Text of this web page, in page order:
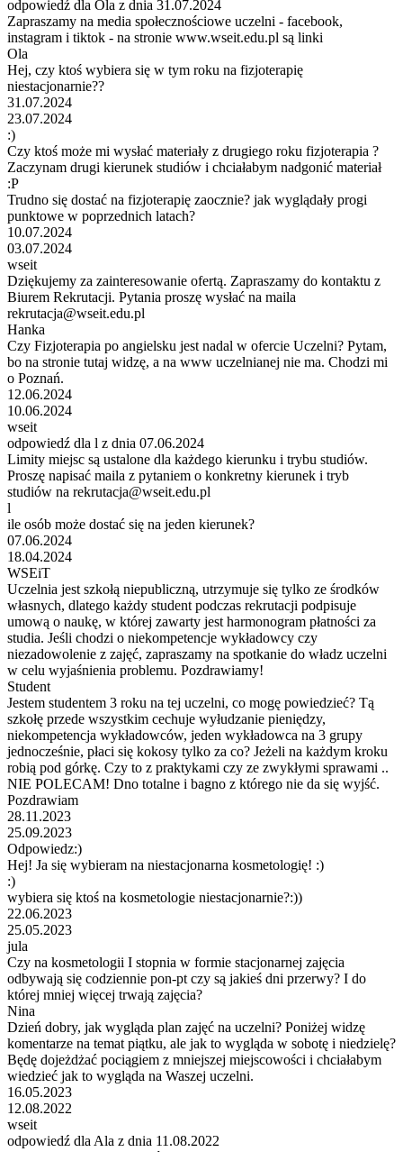
odpowiedź dla Ola z dnia 31.07.2024
Zapraszamy na media społecznościowe uczelni - facebook,
instagram i tiktok - na stronie www.wseit.edu.pl są linki
Ola
Hej, czy ktoś wybiera się w tym roku na fizjoterapię
niestacjonarnie??
31.07.2024
23.07.2024
:)
Czy ktoś może mi wysłać materiały z drugiego roku fizjoterapia ?
Zaczynam drugi kierunek studiów i chciałabym nadgonić materiał
:P
Trudno się dostać na fizjoterapię zaocznie? jak wyglądały progi
punktowe w poprzednich latach?
10.07.2024
03.07.2024
wseit
Dziękujemy za zainteresowanie ofertą. Zapraszamy do kontaktu z
Biurem Rekrutacji. Pytania proszę wysłać na maila
rekrutacja@wseit.edu.pl
Hanka
Czy Fizjoterapia po angielsku jest nadal w ofercie Uczelni? Pytam,
bo na stronie tutaj widzę, a na www uczelnianej nie ma. Chodzi mi
o Poznań.
12.06.2024
10.06.2024
wseit
odpowiedź dla l z dnia 07.06.2024
Limity miejsc są ustalone dla każdego kierunku i trybu studiów.
Proszę napisać maila z pytaniem o konkretny kierunek i tryb
studiów na rekrutacja@wseit.edu.pl
l
ile osób może dostać się na jeden kierunek?
07.06.2024
18.04.2024
WSEiT
Uczelnia jest szkołą niepubliczną, utrzymuje się tylko ze środków
własnych, dlatego każdy student podczas rekrutacji podpisuje
umową o naukę, w której zawarty jest harmonogram płatności za
studia. Jeśli chodzi o niekompetencje wykładowcy czy
niezadowolenie z zajęć, zapraszamy na spotkanie do władz uczelni
w celu wyjaśnienia problemu. Pozdrawiamy!
Student
Jestem studentem 3 roku na tej uczelni, co mogę powiedzieć? Tą
szkołę przede wszystkim cechuje wyłudzanie pieniędzy,
niekompetencja wykładowców, jeden wykładowca na 3 grupy
jednocześnie, płaci się kokosy tylko za co? Jeżeli na każdym kroku
robią pod górkę. Czy to z praktykami czy ze zwykłymi sprawami ..
NIE POLECAM! Dno totalne i bagno z którego nie da się wyjść.
Pozdrawiam
28.11.2023
25.09.2023
Odpowiedz:)
Hej! Ja się wybieram na niestacjonarna kosmetologię! :)
:)
wybiera się ktoś na kosmetologie niestacjonarnie?:))
22.06.2023
25.05.2023
jula
Czy na kosmetologii I stopnia w formie stacjonarnej zajęcia
odbywają się codziennie pon-pt czy są jakieś dni przerwy? I do
której mniej więcej trwają zajęcia?
Nina
Dzień dobry, jak wygląda plan zajęć na uczelni? Poniżej widzę
komentarze na temat piątku, ale jak to wygląda w sobotę i niedzielę?
Będę dojeżdżać pociągiem z mniejszej miejscowości i chciałabym
wiedzieć jak to wygląda na Waszej uczelni.
16.05.2023
12.08.2022
wseit
odpowiedź dla Ala z dnia 11.08.2022